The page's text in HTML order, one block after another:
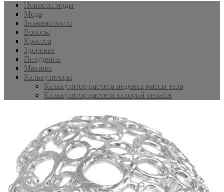
Новости моды
Мода
Знаменитости
Волосы
Красота
Здоровье
Похудение
Макияж
Калькуляторы
Калькулятор расчета индекса массы тела
Калькулятор расчета калорий онлайн